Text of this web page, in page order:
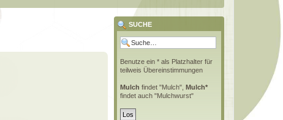
SUCHE
Benutze ein * als Platzhalter für
teilweis Übereinstimmungen
Mulch findet "Mulch", Mulch*
findet auch "Mulchwurst"